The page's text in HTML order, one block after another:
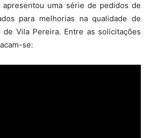
apresentou uma série de pedidos de
para melhorias na qualidade de
de Vila Pereira. Entre as solicitações
se: